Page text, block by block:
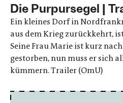
Die Purpursegel |
Ein kleines Dorf in
aus dem Krieg zurückkehrt,
Seine Frau Marie ist kurz
gestorben, nun muss er sich
kümmern. Trailer (OmU)